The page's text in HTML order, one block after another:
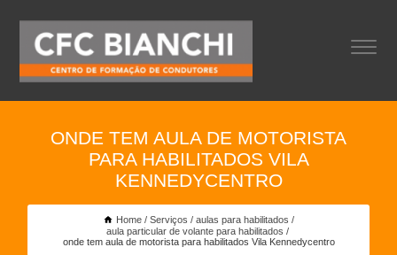
ONDE TEM AULA DE MOTORISTA
PARA HABILITADOS VILA
KENNEDYCENTRO
Home Serviços
aulas para habilitados
aula particular de volante para habilitados
onde tem aula de motorista para habilitados Vila Kennedycentro